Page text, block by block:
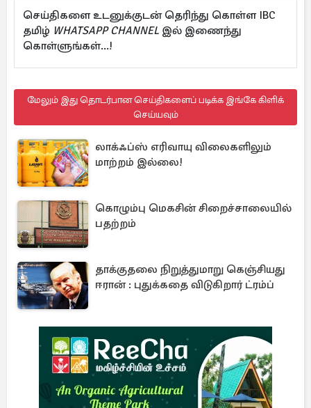
செய்திகளை உடனுக்குடன் தெரிந்து கொள்ள IBC
தமிழ் WHATSAPP CHANNEL இல் இணைந்து
கொள்ளுங்கள்...!
மேலும் இது தொடர்பான செய்திகளைப் படிக்க இங்கே கிளிக்
செய்யவும்
லாக்ஃப்ஸ் எரிவாயு விலைகளிலும்
மாற்றம் இல்லை!
கொழும்பு மெகசின் சிறைச்சாலையில்
பதற்றம்
தாக்குதலை நிறுத்துமாறு கெஞ்சியது
ஈரான் : புதுக்கதை விடுகிறார் ட்ரம்ப்